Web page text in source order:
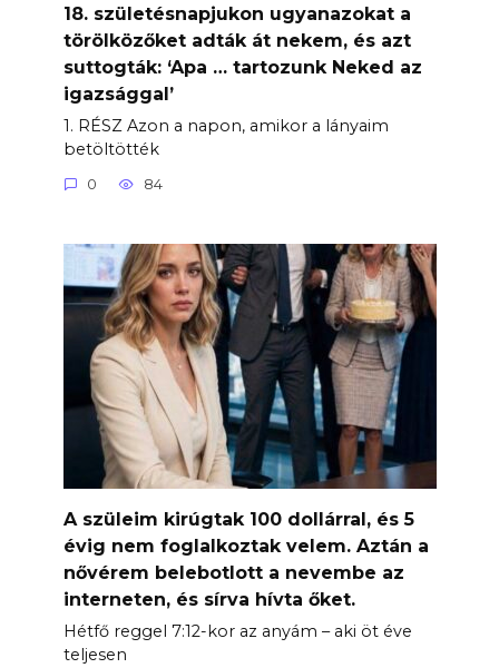
18. születésnapjukon ugyanazokat a
törölközőket adták át nekem, és azt
suttogták: ‘Apa … tartozunk Neked az
igazsággal’
1. RÉSZ Azon a napon, amikor a lányaim
betöltötték
0 84
A szüleim kirúgtak 100 dollárral, és 5
évig nem foglalkoztak velem. Aztán a
nővérem belebotlott a nevembe az
interneten, és sírva hívta őket.
Hétfő reggel 7:12-kor az anyám – aki öt éve
teljesen